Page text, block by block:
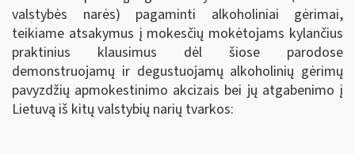
valstybės narės) pagaminti alkoholiniai gėrimai,
teikiame atsakymus į mokesčių mokėtojams kylančius
praktinius klausimus dėl šiose parodose
demonstruojamų ir degustuojamų alkoholinių gėrimų
pavyzdžių apmokestinimo akcizais bei jų atgabenimo į
Lietuvą iš kitų valstybių narių tvarkos: